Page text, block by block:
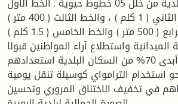
( 3 كلم ) ، الخط الثاني ( 1 كلم ) ، والخط الثالث ( 400 متر )
والخط الرابع ( 500 متر ) والخط الخامس ( 1.5 كلم ) .
واستطلاع آراء المواطنين قبولا
وتجاوبا كبيرا حيث أبدى 70% من السكان البلدية استعدادهم
استخدام الترامواي كوسيلة تنقل يومية
في تخفيف الاختناق المروري وتحسين